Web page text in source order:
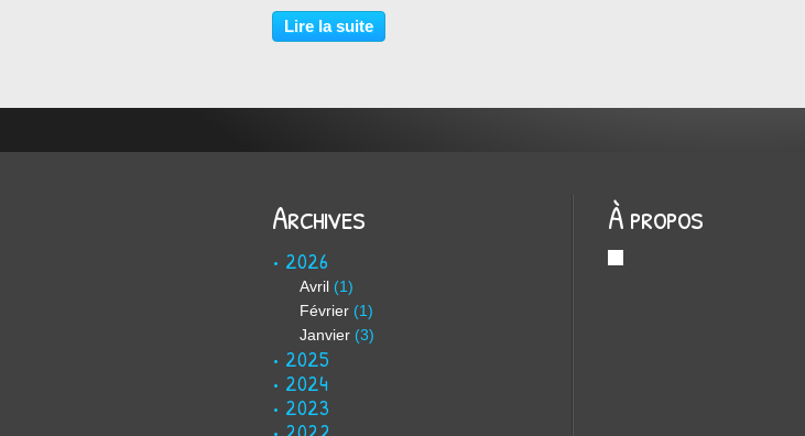
personnels non enseignants, les
fournitures et le matériel, les charges
Lire la suite
Archives
2026
Avril (1)
Février (1)
Janvier (3)
2025
2024
2023
À propos